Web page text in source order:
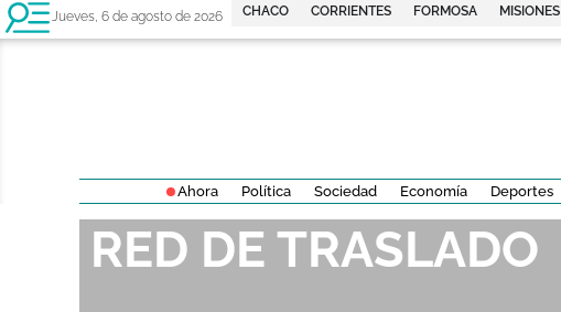
Jueves, 6 de agosto de 2026 CHACO CORRIENTES FORMOSA MISIONES
Ahora Política Sociedad Economía Deportes
RED DE TRASLADO